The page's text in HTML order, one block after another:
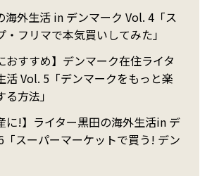
海外生活 in デンマーク Vol. 4「ス
・フリマで本気買いしてみた」
おすすめ】デンマーク在住ライタ
活 Vol. 5「デンマークをもっと楽
方法」
に!】ライター黒田の海外生活in デ
「スーパーマーケットで買う! デン